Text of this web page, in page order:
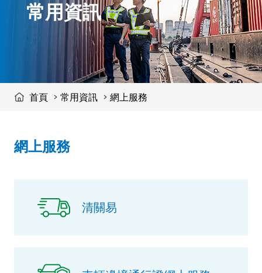
常用資訊
首頁 常用資訊 網上服務
網上服務
清關易